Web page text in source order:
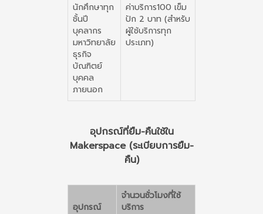
นักศึกษาทุก
ชั้นปี
บุคลากร
มหาวิทยาลัย
ธุรกิจ
บัณฑิตย์
บุคคล
ภายนอก
ค่าบริการ100 เข็ม
ปัก 2 บาท (สำหรับ
ผู้ใช้บริการทุก
ประเภท)
อุปกรณ์ที่ยืม-คืนใช้ใน
Makerspace (ระเบียบการยืม-
คืน)
อุปกรณ์
จำนวนชั่วโมงที่ใช้
บริการ